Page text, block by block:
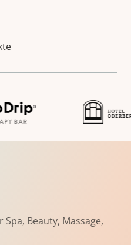
Beauty, Massage,